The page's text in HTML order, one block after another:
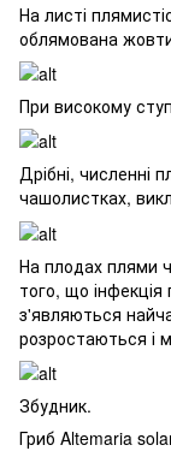
На листі
облямована
При високому
Дрібні, численні
чашолистках,
На плодах плями
того, що
з'являються
розростаються і
Збудник.
Гриб Altemaria